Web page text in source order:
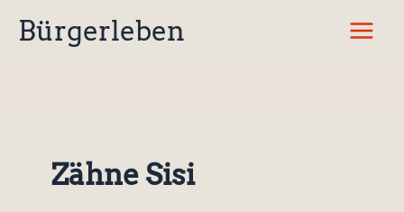
InhaltBürgerleben
Zähne Sisi